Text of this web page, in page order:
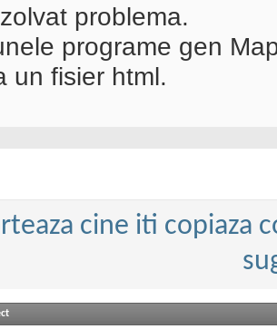
problema.
programe gen
un fisier html.
cine iti copiaza